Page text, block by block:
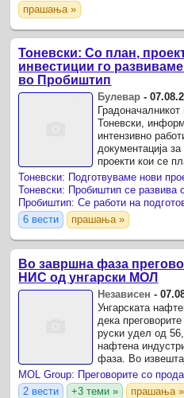
прашања »
Тоневски: Со план,
инвестиции го
во Пробиштип
Булевар -
Тоневски,
интензивно
документација
проекти кои се
наредниот
6 вести
прашања »
Во завршна фаза
НИС од унгарски МОЛ
Независен -
Унгарската
дека
руски удел од
нафтена
фаза. Во
за вториот
потпишувањето
2 вести
+3 теми » прашања »